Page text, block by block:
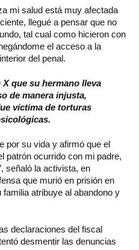
mi salud está muy afectada
llegué a pensar que no
tal cual como hicieron con
el acceso a la
del penal.
que su hermano lleva
de manera injusta,
víctima de torturas
por su vida y afirmó que el
patrón ocurrido con mi padre,
señaló la activista, en
que murió en prisión en
atribuye al abandono y
declaraciones del fiscal
desmentir las denuncias